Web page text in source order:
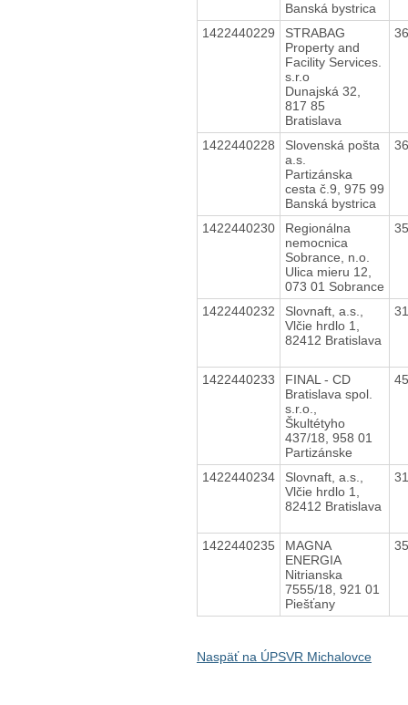
Banská bystrica
1422440229
STRABAG
Property and
Facility Services.
s.r.o
Dunajská 32,
817 85
Bratislava
1422440228
Slovenská pošta
a.s.
Partizánska
cesta č.9, 975 99
Banská bystrica
1422440230
Regionálna
nemocnica
Sobrance, n.o.
Ulica mieru 12,
073 01 Sobrance
1422440232
Slovnaft, a.s.,
Vlčie hrdlo 1,
82412 Bratislava
1422440233
FINAL - CD
Bratislava spol.
s.r.o.,
Škultétyho
437/18, 958 01
Partizánske
1422440234
Slovnaft, a.s.,
Vlčie hrdlo 1,
82412 Bratislava
1422440235
MAGNA
ENERGIA
Nitrianska
7555/18, 921 01
Piešťany
Naspäť na ÚPSVR Michalovce